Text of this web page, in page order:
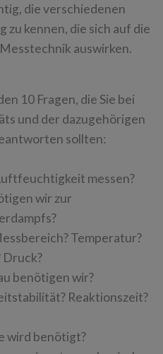
die verschiedenen
zu kennen, die sich auf die
auswirken.
10 Fragen, die Sie bei
und der dazugehörigen
sollten:
messen?
wir zur
Temperatur?
benötigen wir?
Reaktionszeit?
wird benötigt?